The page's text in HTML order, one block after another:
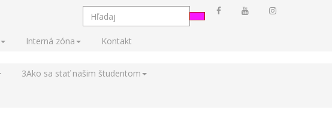
Interná zóna Kontakt
3Ako sa stať našim študentom